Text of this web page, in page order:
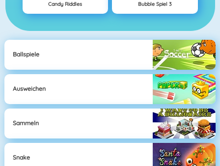
Candy Riddles Bubble Spiel 3
Ballspiele
Ausweichen
Sammeln
Snake